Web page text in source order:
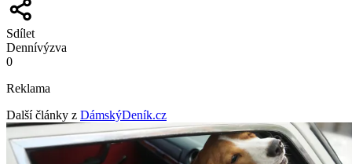
Sdílet
Dennívýzva
0
Reklama
Další články z DámskýDeník.cz